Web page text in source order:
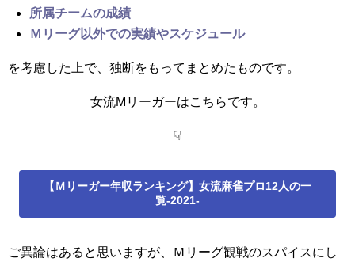
所属チームの成績
Ｍリーグ以外での実績やスケジュール
を考慮した上で、独断をもってまとめたものです。
女流Mリーガーはこちらです。
☟
【Ｍリーガー年収ランキング】女流麻雀プロ12人の一
覧-2021-
ご異論はあると思いますが、Ｍリーグ観戦のスパイスにし